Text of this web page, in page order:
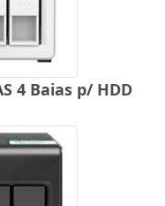
4 Baias p/ HDD